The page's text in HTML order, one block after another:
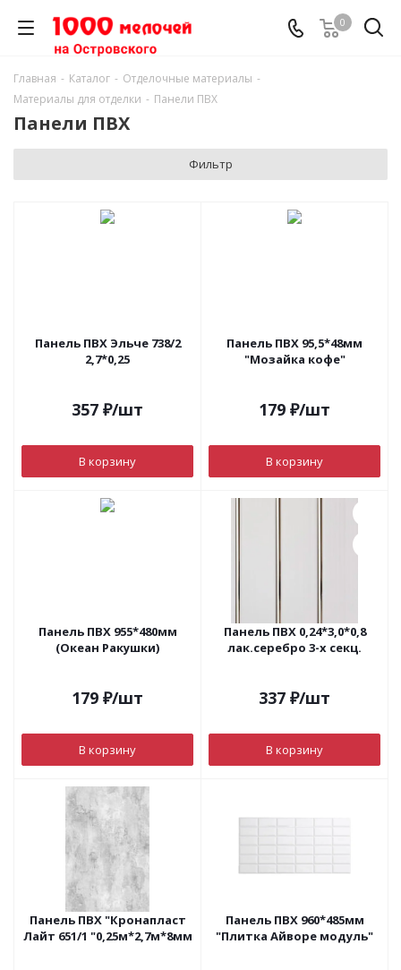
0
Главная - Каталог - Отделочные материалы -
Материалы для отделки - Панели ПВХ
Панели ПВХ
Фильтр
Панель ПВХ Эльче 738/2
2,7*0,25
357 ₽/шт
В корзину
Панель ПВХ 95,5*48мм
"Мозайка кофе"
179 ₽/шт
В корзину
Панель ПВХ 955*480мм
(Океан Ракушки)
179 ₽/шт
В корзину
Панель ПВХ 0,24*3,0*0,8
лак.серебро 3-х секц.
337 ₽/шт
В корзину
Панель ПВХ "Кронапласт
Лайт 651/1 "0,25м*2,7м*8мм
Панель ПВХ 960*485мм
"Плитка Айворе модуль"